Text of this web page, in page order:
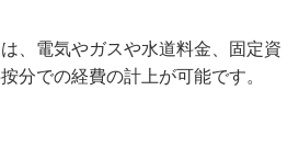
、電気やガスや水道料金、固定資
分での経費の計上が可能です。